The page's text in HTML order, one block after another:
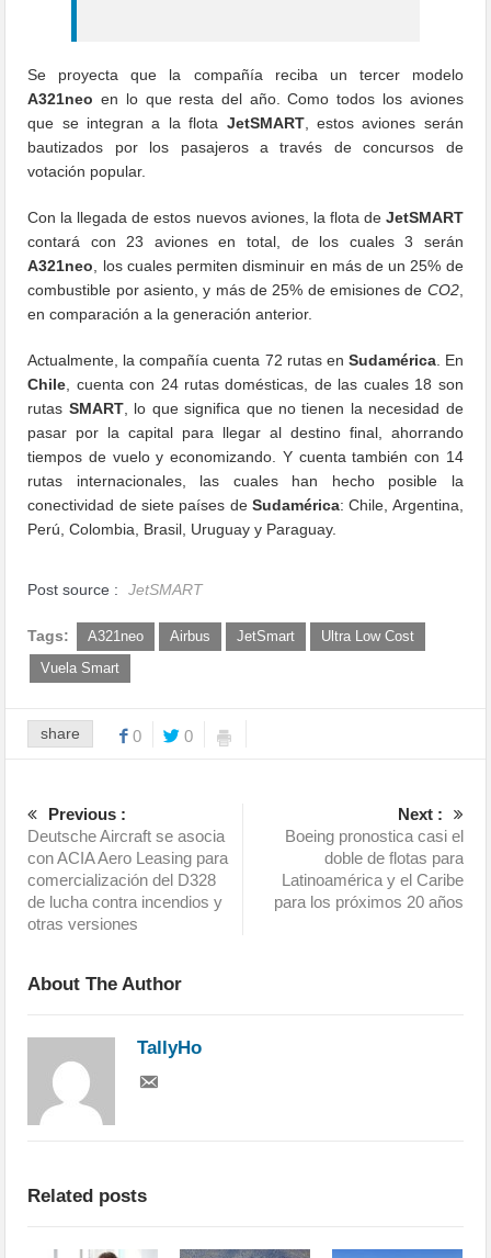
Se proyecta que la compañía reciba un tercer modelo
A321neo en lo que resta del año. Como todos los aviones
que se integran a la flota JetSMART, estos aviones serán
bautizados por los pasajeros a través de concursos de
votación popular.
Con la llegada de estos nuevos aviones, la flota de JetSMART
contará con 23 aviones en total, de los cuales 3 serán
A321neo , los cuales permiten disminuir en más de un 25% de
combustible por asiento, y más de 25% de emisiones de CO2,
en comparación a la generación anterior.
Actualmente, la compañía cuenta 72 rutas en Sudamérica. En
Chile , cuenta con 24 rutas domésticas, de las cuales 18 son
rutas SMART, lo que significa que no tienen la necesidad de
pasar por la capital para llegar al destino final, ahorrando
tiempos de vuelo y economizando. Y cuenta también con 14
rutas internacionales, las cuales han hecho posible la
conectividad de siete países de Sudamérica: Chile, Argentina,
Perú, Colombia, Brasil, Uruguay y Paraguay.
Post source : JetSMART
Tags: A321neo Airbus JetSmart
Ultra Low Cost
Vuela Smart
share 0 0
Previous :
Deutsche Aircraft se asocia
con ACIA Aero Leasing para
comercialización del D328
de lucha contra incendios y
otras versiones
Next :
Boeing pronostica casi el
doble de flotas para
Latinoamérica y el Caribe
para los próximos 20 años
About The Author
TallyHo
Related posts